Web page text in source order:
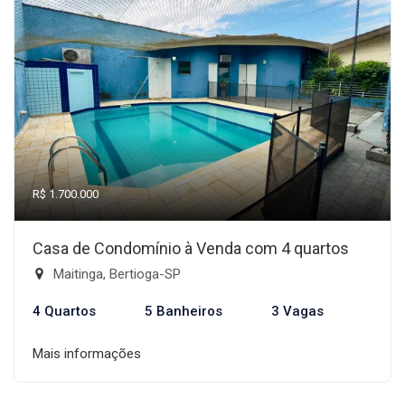
R$ 1.700.000
Casa de Condomínio à Venda com 4 quartos
Maitinga, Bertioga-SP
4 Quartos 5 Banheiros 3 Vagas
Mais informações